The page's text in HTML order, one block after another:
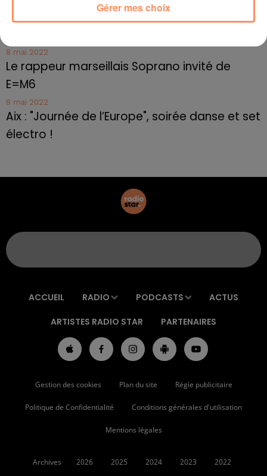
Marseille : appel à témoins pour retrouver
8 mai 2022
Le rappeur marseillais Soprano invité de
E=M6
8 mai 2022
Aix : "Journée de l’Europe", soirée danse et set
électro !
ACCUEIL RADIO PODCASTS ACTUS
ARTISTES RADIO STAR PARTENAIRES
Gestion des cookies Plan du site Régie publicitaire
Politique de Confidentialité Conditions générales d'utilisation
Mentions légales
Archives 2026 2025 2024 2023 2022
Gérer mes choix